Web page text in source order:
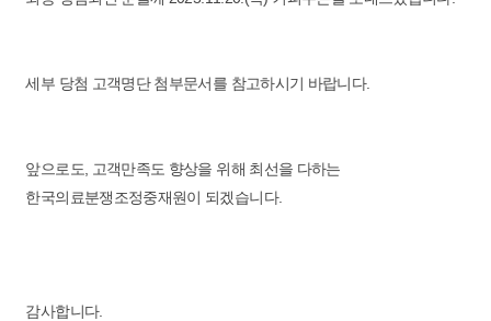
세부 당첨 고객명단 첨부문서를 참고하시기 바랍니다.
앞으로도, 고객만족도 향상을 위해 최선을 다하는
한국의료분쟁조정중재원이 되겠습니다.
감사합니다.